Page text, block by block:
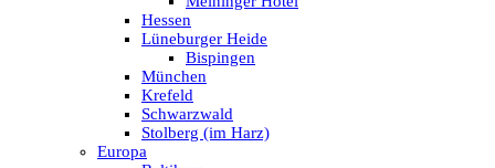
Hessen
Lüneburger Heide
Bispingen
München
Krefeld
Schwarzwald
Stolberg (im Harz)
Europa